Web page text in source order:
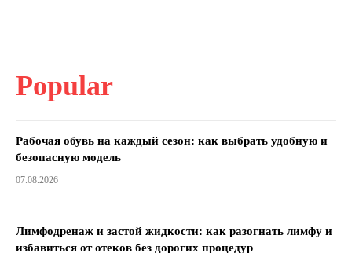
Popular
Рабочая обувь на каждый сезон: как выбрать удобную и
безопасную модель
07.08.2026
Лимфодренаж и застой жидкости: как разогнать лимфу и
избавиться от отеков без дорогих процедур